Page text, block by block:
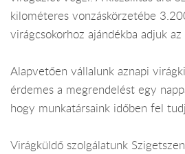
kilométeres vonzáskörzetébe
virágcsokorhoz ajándékba adjuk
Alapvetően vállalunk aznapi
érdemes a megrendelést egy
hogy munkatársaink időben fel
Virágküldő szolgálatunk